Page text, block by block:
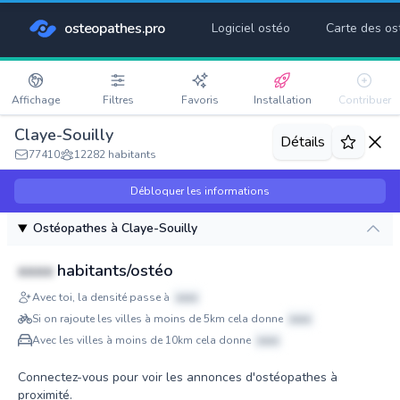
osteopathes.pro Logiciel ostéo Carte des
Affichage Filtres Favoris Installation Contribuer
Claye-Souilly
77410 12282 habitants
Détails
Débloquer les informations
Ostéopathes à Claye-Souilly
xxxx habitants/ostéo
Avec toi, la densité passe à
xxxx
Si on rajoute les villes à moins de 5km cela donne
xxxx
Avec les villes à moins de 10km cela donne
xxxx
Connectez-vous pour voir les annonces d'ostéopathes à
proximité.